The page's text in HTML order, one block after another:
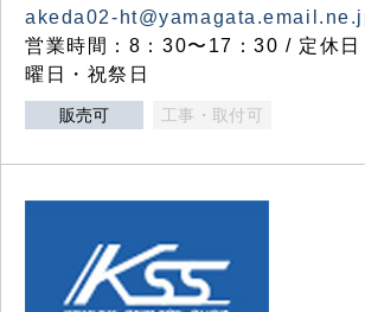
akeda02-
営業時間：8：30〜17：30 / 定休日
曜日・祝祭日
販売可 工事・取付可